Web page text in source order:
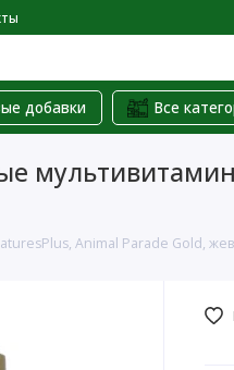
добавки Все
Animal Parade Gold,